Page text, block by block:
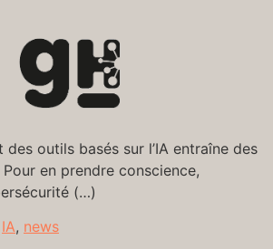
outils basés sur l’IA entraîne des
en prendre conscience,
(…)
IA, news